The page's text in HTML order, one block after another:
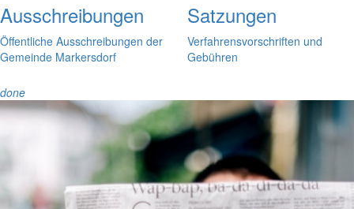
Ausschreibungen
Öffentliche Ausschreibungen der
Gemeinde Markersdorf
Satzungen
Verfahrensvorschriften und
Gebühren
done